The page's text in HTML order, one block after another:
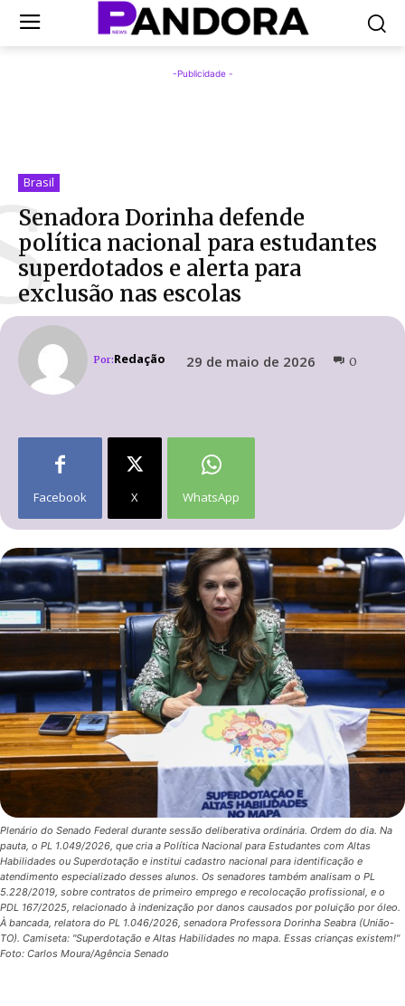
-Publicidade -
Brasil
Senadora Dorinha defende
política nacional para estudantes
superdotados e alerta para
exclusão nas escolas
Por:Redação 29 de maio de 2026 0
Facebook X WhatsApp
Plenário do Senado Federal durante sessão deliberativa ordinária. Ordem do dia. Na
pauta, o PL 1.049/2026, que cria a Política Nacional para Estudantes com Altas
Habilidades ou Superdotação e institui cadastro nacional para identificação e
atendimento especializado desses alunos. Os senadores também analisam o PL
5.228/2019, sobre contratos de primeiro emprego e recolocação profissional, e o
PDL 167/2025, relacionado à indenização por danos causados por poluição por óleo.
À bancada, relatora do PL 1.046/2026, senadora Professora Dorinha Seabra (União-
TO). Camiseta: "Superdotação e Altas Habilidades no mapa. Essas crianças existem!"
Foto: Carlos Moura/Agência Senado